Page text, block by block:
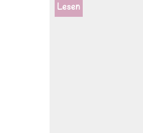
Lesen